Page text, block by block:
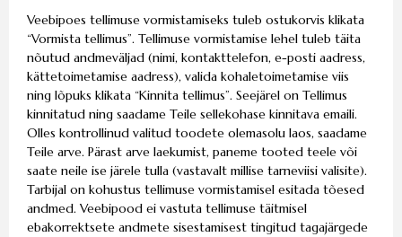
Veebipoes tellimuse vormistamiseks tuleb ostukorvis klikata
“Vormista tellimus”. Tellimuse vormistamise lehel tuleb täita
nõutud andmeväljad (nimi, kontakttelefon, e-posti aadress,
kättetoimetamise aadress), valida kohaletoimetamise viis
ning lõpuks klikata “Kinnita tellimus”. Seejärel on Tellimus
kinnitatud ning saadame Teile sellekohase kinnitava emaili.
Olles kontrollinud valitud toodete olemasolu laos, saadame
Teile arve. Pärast arve laekumist, paneme tooted teele või
saate neile ise järele tulla (vastavalt millise tarneviisi valisite).
Tarbijal on kohustus tellimuse vormistamisel esitada tõesed
andmed. Veebipood ei vastuta tellimuse täitmisel
ebakorrektsete andmete sisestamisest tingitud tagajärgede